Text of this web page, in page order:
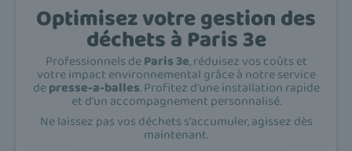
Optimisez votre gestion des
déchets à Paris 3e
Professionnels deParis 3e, réduisez vos coûts et
votre impact environnemental grâce à notre service
depresse-a-balles. Profitez d'une installation rapide
et d'un accompagnement personnalisé.
Ne laissez pas vos déchets s'accumuler, agissez dès
maintenant.